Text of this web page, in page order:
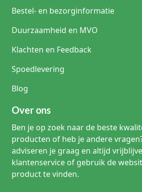
Bestel- en bezorginformatie
Duurzaamheid en MVO
Klachten en Feedback
Spoedlevering
Blog
Over ons
Ben je op zoek naar de beste
producten of heb je andere
adviseren je graag en altijd
klantenservice of gebruik de
product te vinden.